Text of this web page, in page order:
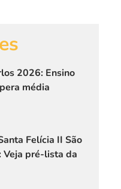
2026: Ensino
média
Felícia II São
Veja pré-lista da